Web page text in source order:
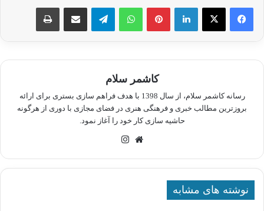
لینکدین پینترستواتس آپ تلگرام اشتراک گذاری از طریق ایمیل چاپ
کاشمر سلام
رسانه کاشمر سلام، از سال 1398 با هدف فراهم سازی بستری برای ارائه
بروزترین مطالب خبری و فرهنگی هنری در فضای مجازی با دوری از هرگونه
حاشیه سازی کار خود را آغاز نمود.
وبسایت
نوشته های مشابه